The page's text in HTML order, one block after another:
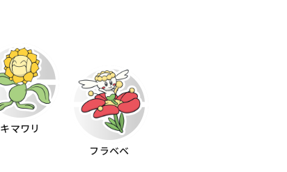
キマワリ
フラベベ